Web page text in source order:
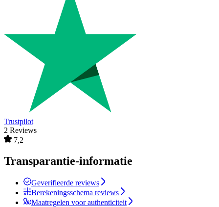
Trustpilot
2 Reviews
7,2
Transparantie-informatie
Geverifieerde reviews
Berekeningsschema reviews
Maatregelen voor authenticiteit